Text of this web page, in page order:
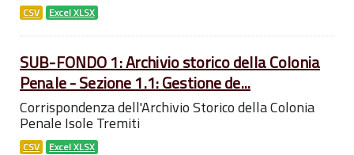
CSV Excel XLSX
SUB-FONDO 1: Archivio storico della Colonia
Penale - Sezione 1.1: Gestione de...
Corrispondenza dell'Archivio Storico della Colonia
Penale Isole Tremiti
CSV Excel XLSX